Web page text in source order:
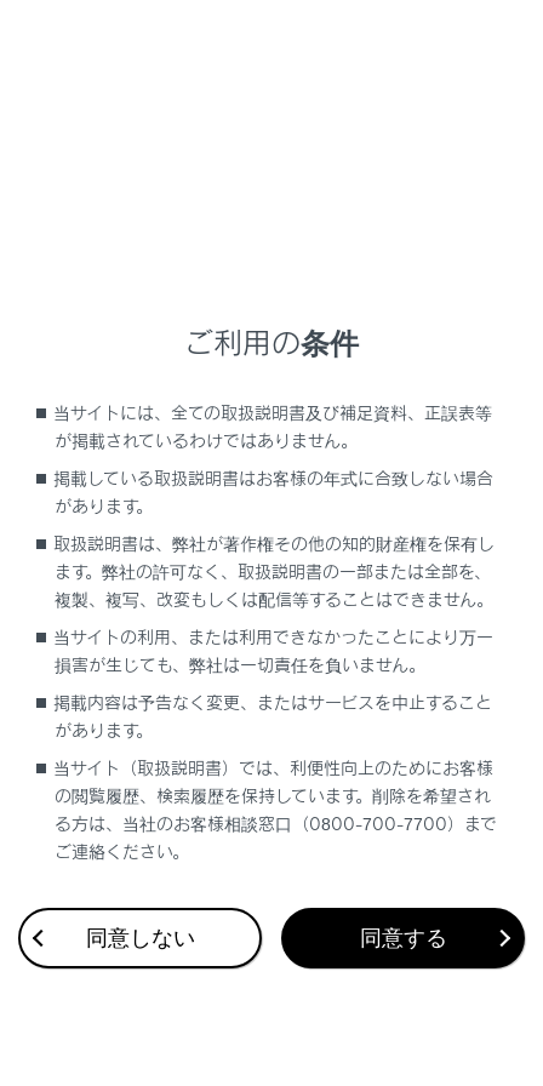
ムーンルーフが閉まるときに反転し、閉じ切ら
ムーンルーフがチルトダウン時に反転し、閉じ
切らない
合わせて見られているページ
警告灯が点灯／点滅した
ディスプレイに警告メッセージが表示された
バックドアが開かない
このページは役に立ちましたか？
ご利用の条件
当サイトには、全ての取扱説明書及び補足資料、正誤表等
が掲載されているわけではありません。
掲載している取扱説明書はお客様の年式に合致しない場合
があります。
取扱説明書は、弊社が著作権その他の知的財産権を保有し
ます。弊社の許可なく、取扱説明書の一部または全部を、
複製、複写、改変もしくは配信等することはできません。
当サイトの利用、または利用できなかったことにより万一
損害が生じても、弊社は一切責任を負いません。
掲載内容は予告なく変更、またはサービスを中止すること
があります。
当サイト（取扱説明書）では、利便性向上のためにお客様
の閲覧履歴、検索履歴を保持しています。削除を希望され
る方は、当社のお客様相談窓口（0800-700-7700）まで
ご連絡ください。
同意しない 同意する